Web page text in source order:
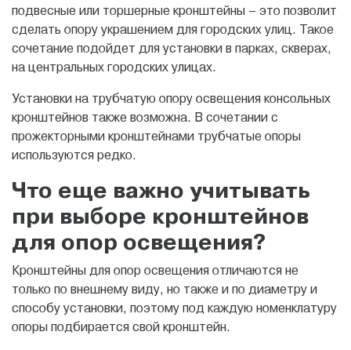
подвесные или торшерные кронштейны – это позволит
сделать опору украшением для городских улиц. Такое
сочетание подойдет для установки в парках, скверах,
на центральных городских улицах.
Установки на трубчатую опору освещения консольных
кронштейнов также возможна. В сочетании с
прожекторными кронштейнами трубчатые опоры
используются редко.
Что еще важно учитывать
при выборе кронштейнов
для опор освещения?
Кронштейны для опор освещения отличаются не
только по внешнему виду, но также и по диаметру и
способу установки, поэтому под каждую номенклатуру
опоры подбирается свой кронштейн.